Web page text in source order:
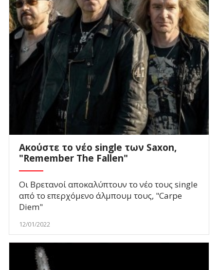
Ακούστε το νέο single των Saxon,
"Remember The Fallen"
Οι Βρετανοί αποκαλύπτουν το νέο τους single
από το επερχόμενο άλμπουμ τους, "Carpe
Diem"
12/01/2022